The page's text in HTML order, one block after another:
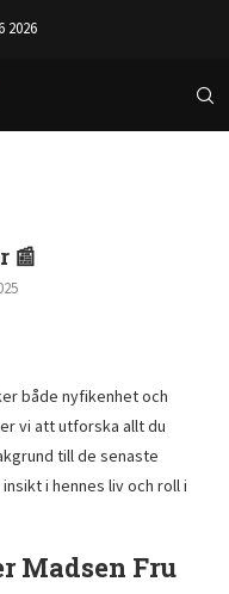
2026
📰
både nyfikenhet och
vi att utforska allt du
till de senaste
i hennes liv och roll i
Madsen Fru